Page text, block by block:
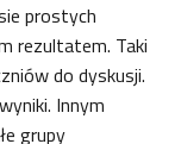
prostych
rezultatem. Taki
do dyskusji.
Innym
grupy